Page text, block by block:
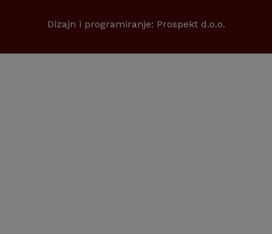
Dizajn i programiranje: Prospekt d.o.o.